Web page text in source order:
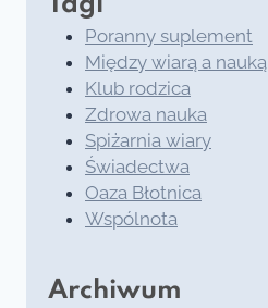
Poranny suplement
Między wiarą a nauką
Klub rodzica
Zdrowa nauka
Spiżarnia wiary
Świadectwa
Oaza Błotnica
Wspólnota
Archiwum